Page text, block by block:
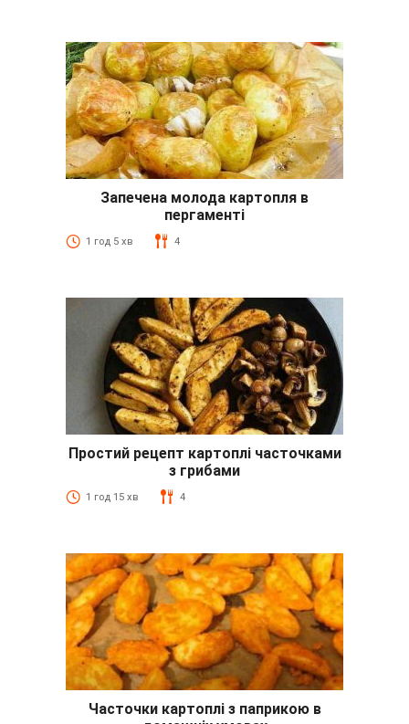
Запечена молода картопля в
пергаменті
1 год 5 хв 4
Простий рецепт картоплі часточками
з грибами
1 год 15 хв 4
Часточки картоплі з паприкою в